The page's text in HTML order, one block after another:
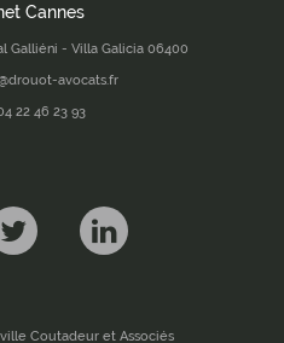
Cannes
Galliéni - Villa Galicia 06400
avocats.fr
22 46 23 93
Coutadeur et Associés